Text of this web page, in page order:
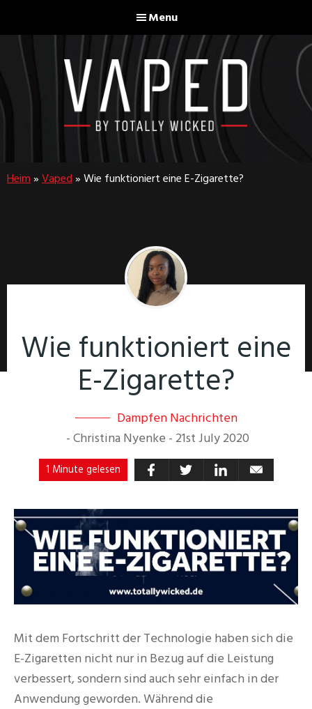
to
main
content
to
footer
Menu
Wicked
Heim » Vaped » Wie funktioniert eine E-Zigarette?
Wie funktioniert eine
E-Zigarette?
Dampfen Nachrichten
- Christina Nyenke - 21st July 2020
1 Minute gelesen
Mit dem Fortschritt der Technologie haben sich die
E-Zigaretten nicht nur in Bezug auf die Leistung
verbessert, sondern sind auch sehr einfach in der
Anwendung geworden. Während die